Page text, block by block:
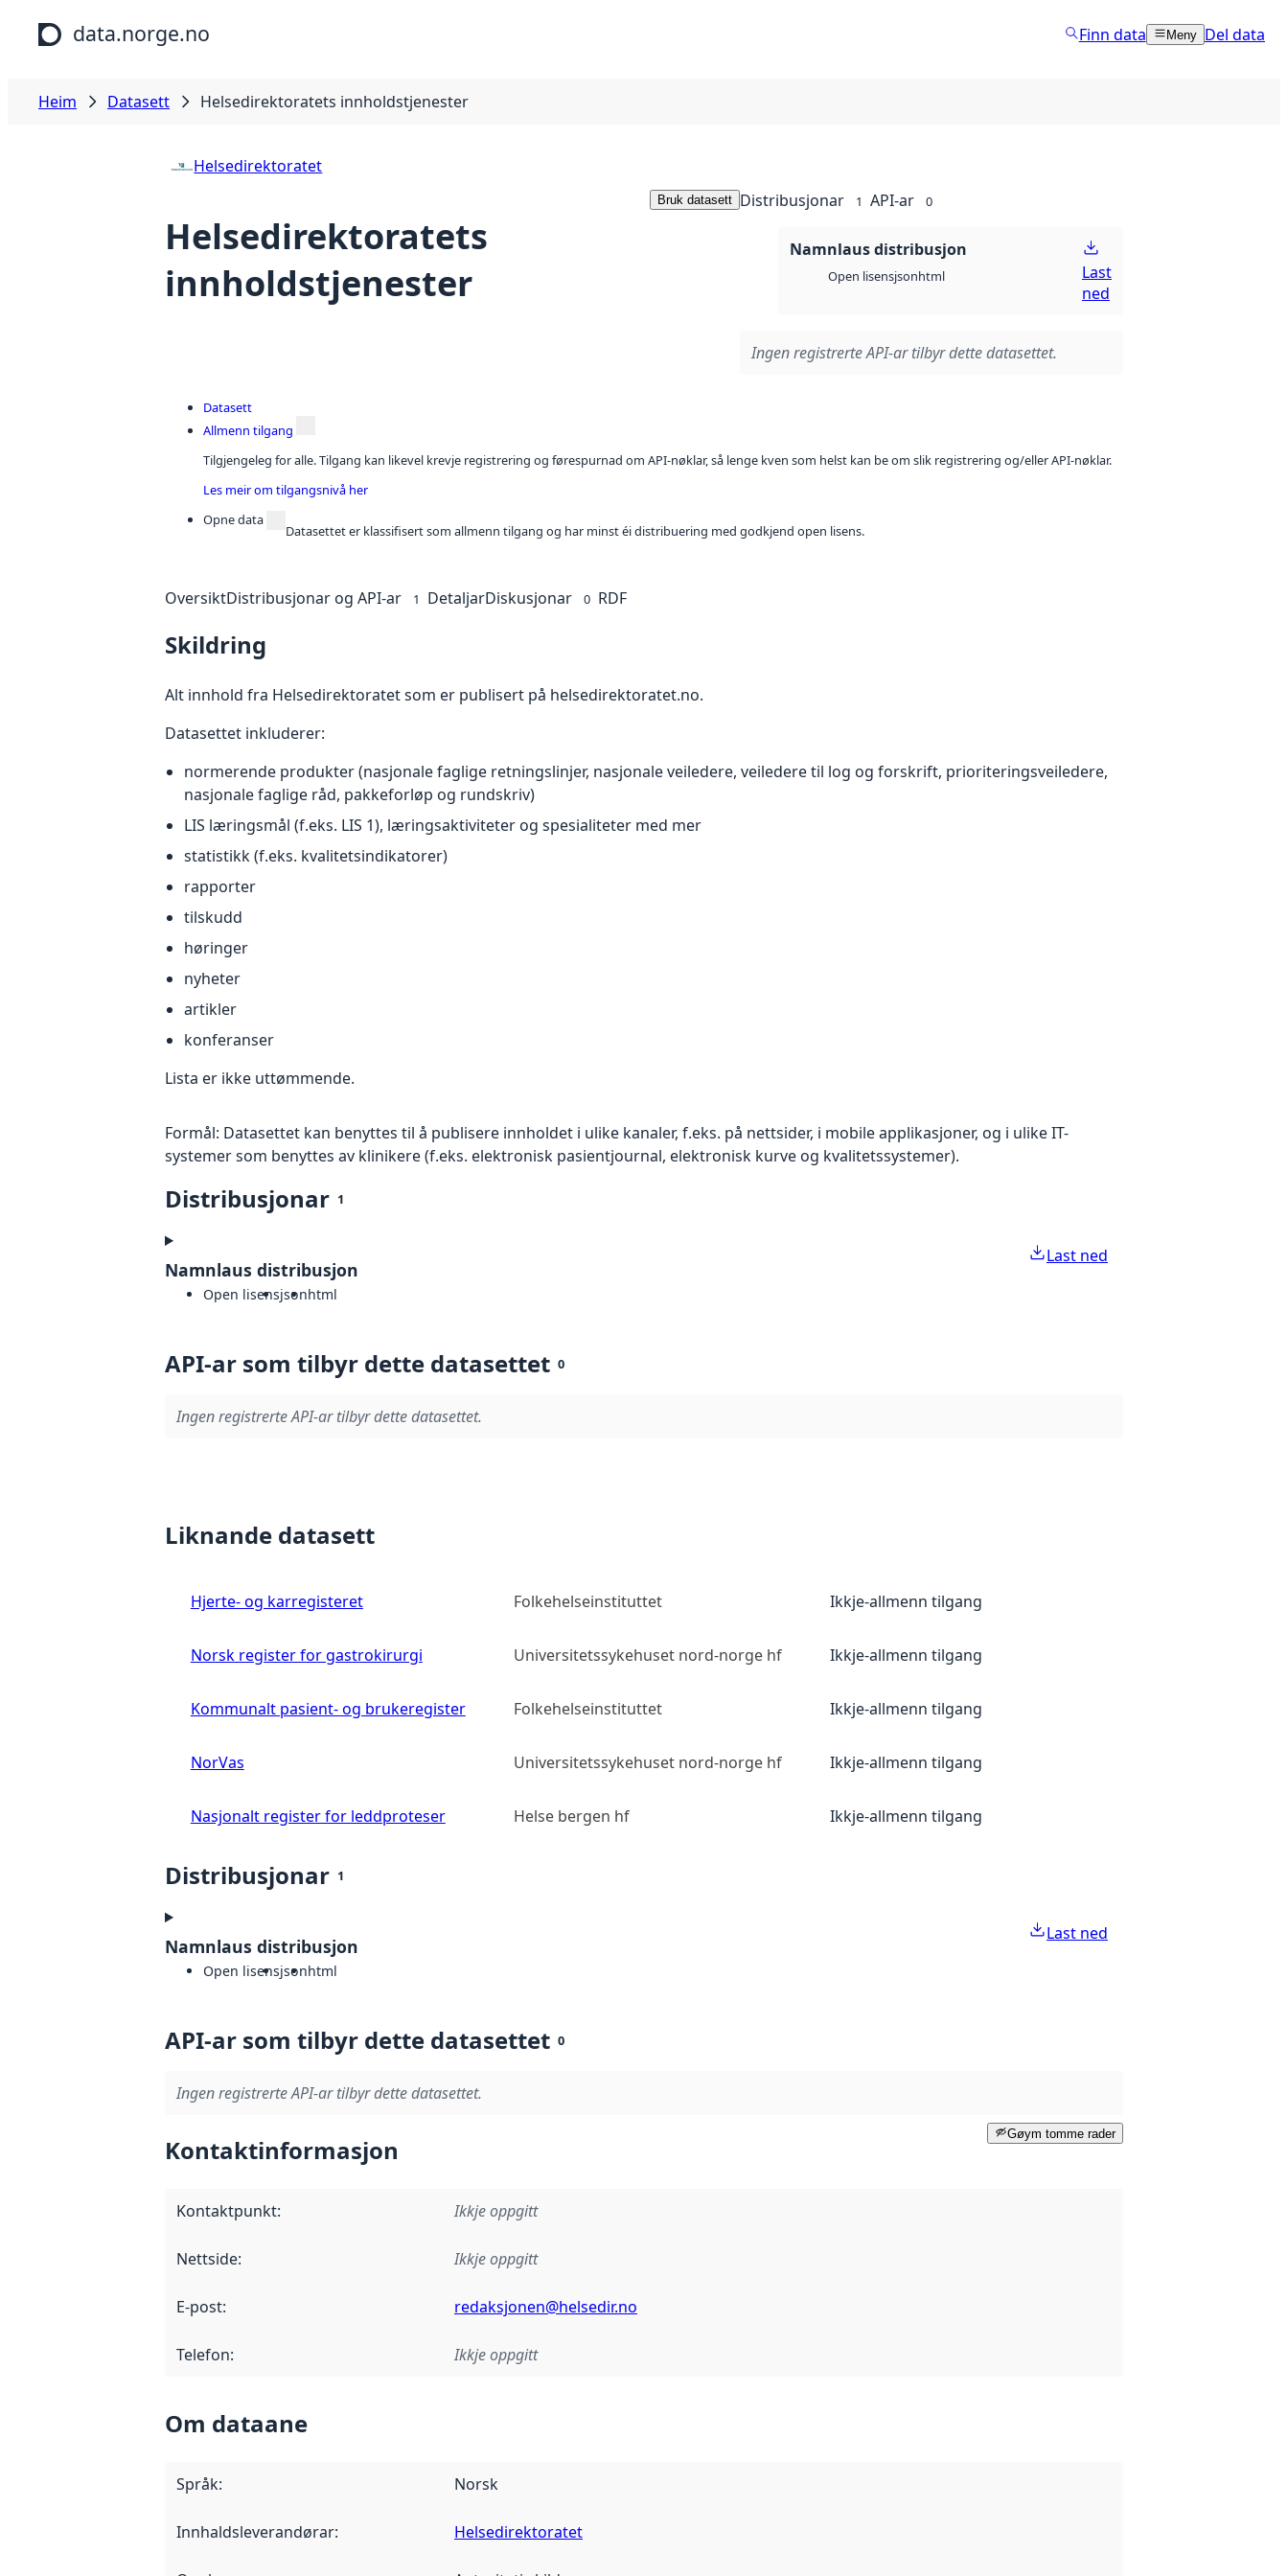
Hopp til hovudinnhald
data.norge.no Finn data Meny Del data
Heim Datasett Helsedirektoratets innholdstjenester
Helsedirektoratet
Helsedirektoratets
innholdstjenester
Bruk datasett Distribusjonar 1 API-ar 0
Namnlaus distribusjon
Open lisensjsonhtml
Last
ned
Ingen registrerte API-ar tilbyr dette datasettet.
Datasett
Allmenn tilgang
Tilgjengeleg for alle. Tilgang kan likevel krevje registrering og førespurnad om API-nøklar, så lenge kven som helst kan be om slik registrering og/eller API-nøklar.
Les meir om tilgangsnivå her
Opne data
Datasettet er klassifisert som allmenn tilgang og har minst éi distribuering med godkjend open lisens.
OversiktDistribusjonar og API-ar 1 DetaljarDiskusjonar 0 RDF
Skildring
Alt innhold fra Helsedirektoratet som er publisert på helsedirektoratet.no.
Datasettet inkluderer:
normerende produkter (nasjonale faglige retningslinjer, nasjonale veiledere, veiledere til log og forskrift, prioriteringsveiledere,
nasjonale faglige råd, pakkeforløp og rundskriv)
LIS læringsmål (f.eks. LIS 1), læringsaktiviteter og spesialiteter med mer
statistikk (f.eks. kvalitetsindikatorer)
rapporter
tilskudd
høringer
nyheter
artikler
konferanser
Lista er ikke uttømmende.
Formål: Datasettet kan benyttes til å publisere innholdet i ulike kanaler, f.eks. på nettsider, i mobile applikasjoner, og i ulike IT-
systemer som benyttes av klinikere (f.eks. elektronisk pasientjournal, elektronisk kurve og kvalitetssystemer).
Distribusjonar 1
Namnlaus distribusjon
Open lisensjsonhtml
Last ned
API-ar som tilbyr dette datasettet 0
Ingen registrerte API-ar tilbyr dette datasettet.
Liknande datasett
Hjerte- og karregisteret Folkehelseinstituttet Ikkje-allmenn tilgang
Norsk register for gastrokirurgi Universitetssykehuset nord-norge hf Ikkje-allmenn tilgang
Kommunalt pasient- og brukeregister Folkehelseinstituttet Ikkje-allmenn tilgang
NorVas Universitetssykehuset nord-norge hf Ikkje-allmenn tilgang
Nasjonalt register for leddproteser Helse bergen hf Ikkje-allmenn tilgang
Distribusjonar 1
Namnlaus distribusjon
Open lisensjsonhtml
Last ned
API-ar som tilbyr dette datasettet 0
Ingen registrerte API-ar tilbyr dette datasettet.
Gøym tomme rader
Kontaktinformasjon
Kontaktpunkt: Ikkje oppgitt
Nettside: Ikkje oppgitt
E-post: redaksjonen@helsedir.no
Telefon: Ikkje oppgitt
Om dataane
Språk: Norsk
Innhaldsleverandørar: Helsedirektoratet